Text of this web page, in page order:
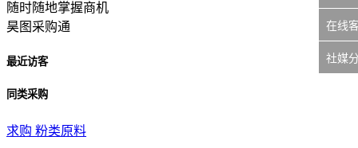
随时随地掌握商机
昊图采购通
最近访客
同类采购
求购 粉类原料
在线
社媒